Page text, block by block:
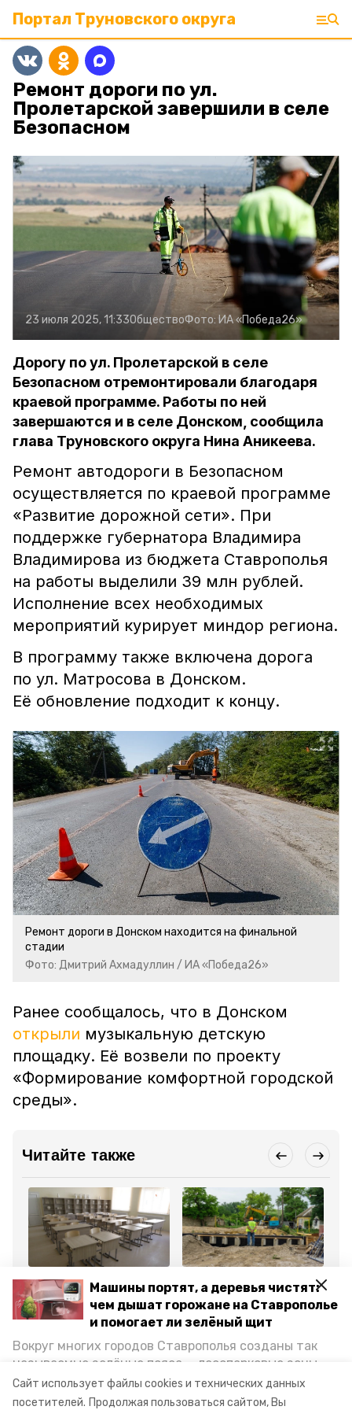
Сайт использует файлы cookies и технических данных
посетителей. Продолжая пользоваться сайтом, Вы
Машины портят, а деревья чистят:
чем дышат горожане на Ставрополье
и помогает ли зелёный щит
Вокруг многих городов Ставрополья созданы так
называемые зелёные пояса — лесопарковые зоны,
снижающие негативное воздействие выхлопных
газов на атмосферу. Справляются ли они с
Портал Труновского округа
Ремонт дороги по ул.
Пролетарской завершили в селе
Безопасном
23 июля 2025, 11:33ОбществоФото: ИА «Победа26»
Дорогу по ул. Пролетарской в селе
Безопасном отремонтировали благодаря
краевой программе. Работы по ней
завершаются и в селе Донском, сообщила
глава Труновского округа Нина Аникеева.
Ремонт автодороги в Безопасном
осуществляется по краевой программе
«Развитие дорожной сети». При
поддержке губернатора Владимира
Владимирова из бюджета Ставрополья
на работы выделили 39 млн рублей.
Исполнение всех необходимых
мероприятий курирует миндор региона.
В программу также включена дорога
по ул. Матросова в Донском.
Её обновление подходит к концу.
Ремонт дороги в Донском находится на финальной
стадии
Фото: Дмитрий Ахмадуллин / ИА «Победа26»
Ранее сообщалось, что в Донском
открыли музыкальную детскую
площадку. Её возвели по проекту
«Формирование комфортной городской
среды».
Читайте также
21 июля 2025, 17:45
Число учебных
заведений для аграриев
увеличивается на
18 июля 2025, 15:15
11 мостов
отремонтируют на
Ставрополье к концу
В
Все новости